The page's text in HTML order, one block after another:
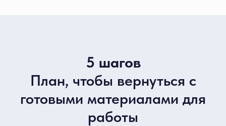
5 шагов
План, чтобы вернуться с
готовыми материалами для
работы
промышленные сточные воды
сельскохозяйственные стоки
NEW бытовые стоки
утилизация осадка сточных вод